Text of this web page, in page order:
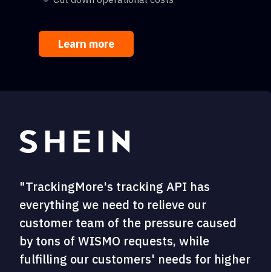
Learn more
"TrackingMore's tracking API has
everything we need to relieve our
customer team of the pressure caused
by tons of WISMO requests, while
fulfilling our customers' needs for higher